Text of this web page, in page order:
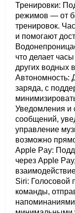
Тренировки:
режимов — от
тренировок.
и помогают
что делает
других водных
Автономность:
заряда, с
Уведомления и
сообщений,
управление
возможно
Apple Pay:
через Apple
Siri: Голосовой
команды,